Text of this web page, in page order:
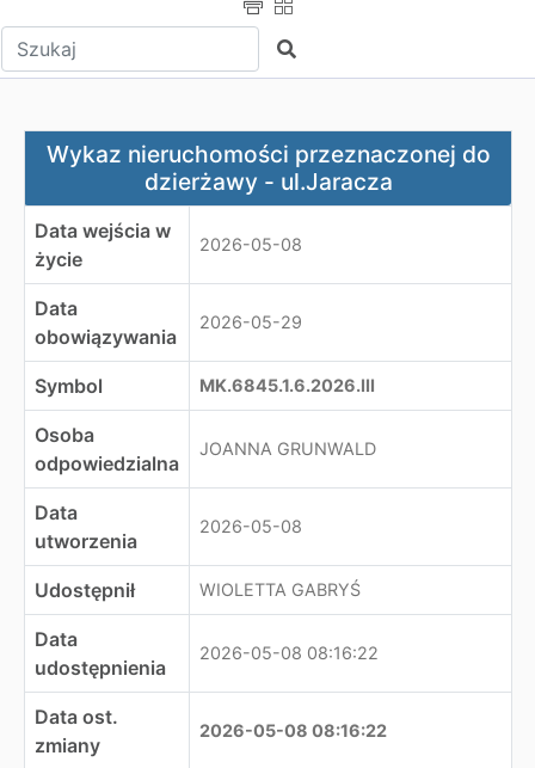
Wpisz tekst do wyszukania Szukaj
Wykaz nieruchomości przeznaczonej do dzierżawy -
Wykaz nieruchomości przeznaczonej do
dzierżawy - ul.Jaracza
Data wejścia w
życie
2026-05-08
Data
obowiązywania
2026-05-29
Symbol MK.6845.1.6.2026.III
Osoba
odpowiedzialna
JOANNA GRUNWALD
Data
utworzenia
2026-05-08
Udostępnił WIOLETTA GABRYŚ
Data
udostępnienia
2026-05-08 08:16:22
Data ost.
zmiany
2026-05-08 08:16:22